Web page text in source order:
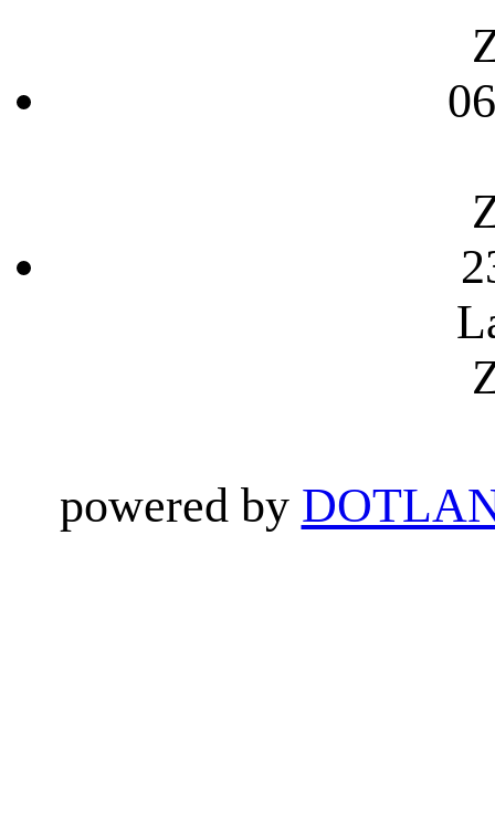
powered by